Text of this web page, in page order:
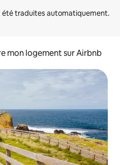
mon logement sur Airbnb